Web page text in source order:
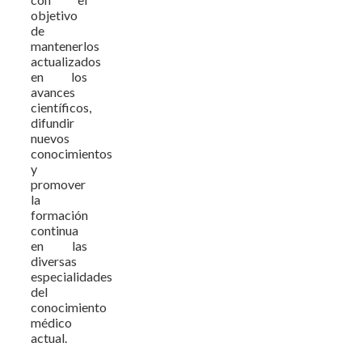
objetivo
de
mantenerlos
actualizados
en los
avances
científicos,
difundir
nuevos
conocimientos
y
promover
la
formación
continua
en las
diversas
especialidades
del
conocimiento
médico
actual.